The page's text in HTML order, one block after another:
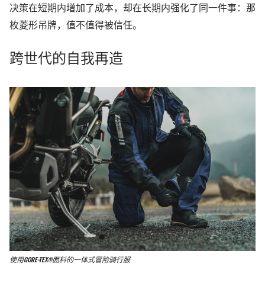
决策在短期内增加了成本，却在长期内强化了同一件事：那
枚菱形吊牌，值不值得被信任。
跨世代的自我再造
使用GORE-TEX®面料的一体式冒险骑行服